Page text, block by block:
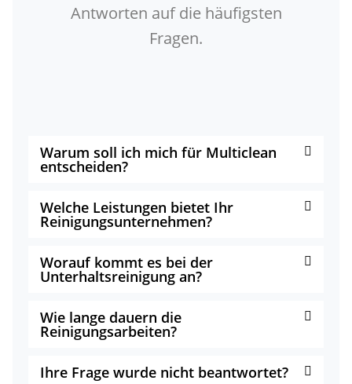
Antworten auf die häufigsten
Fragen.
Warum soll ich mich für Multiclean
entscheiden?
Welche Leistungen bietet Ihr
Reinigungsunternehmen?
Worauf kommt es bei der
Unterhaltsreinigung an?
Wie lange dauern die
Reinigungsarbeiten?
Ihre Frage wurde nicht beantwortet?